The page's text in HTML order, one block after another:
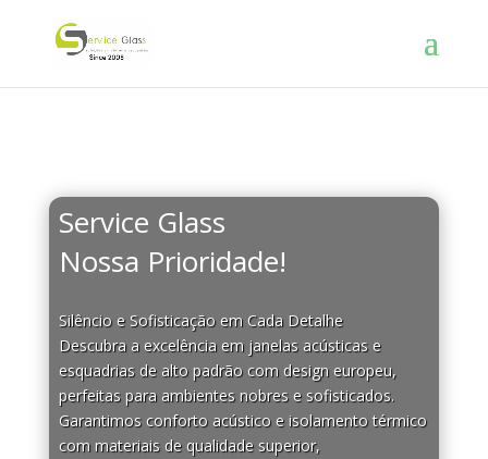
Service Glass
Nossa Prioridade!
Silêncio e Sofisticação em Cada Detalhe
Descubra a excelência em janelas acústicas e
esquadrias de alto padrão com design europeu,
perfeitas para ambientes nobres e sofisticados.
Garantimos conforto acústico e isolamento térmico
com materiais de qualidade superior,